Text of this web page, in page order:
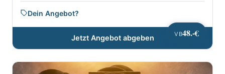
VB48.-€
Dein Angebot?
Jetzt Angebot abgeben